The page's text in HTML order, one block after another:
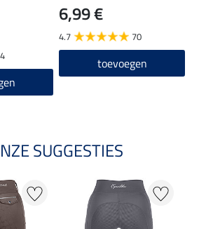
4
6,99 €
4.7 70
toevoegen
SUGGESTIES